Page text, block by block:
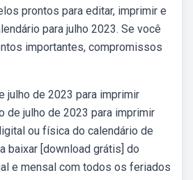
prontos para editar, imprimir e
para julho 2023. Se você
importantes, compromissos
julho de 2023 para imprimir
de julho de 2023 para imprimir
ou física do calendário de
baixar [download grátis] do
e mensal com todos os feriados